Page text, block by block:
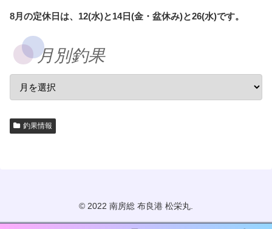
8月の定休日は、12(水)と14日(金・盆休み)と26(水)です。
月別釣果
釣果情報
© 2022 南房総 布良港 松栄丸.